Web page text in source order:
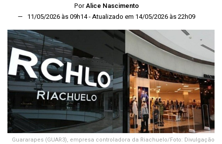
PorAlice Nascimento
11/05/2026 às 09h14 - Atualizado em 14/05/2026 às 22h09
Guararapes (GUAR3), empresa controladora da Riachuelo/Foto: Divulgação